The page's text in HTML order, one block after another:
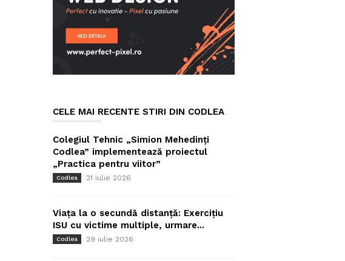
CELE MAI RECENTE STIRI DIN CODLEA
Colegiul Tehnic „Simion Mehedinți
Codlea” implementează proiectul
„Practica pentru viitor”
Codlea 31 iulie 2026
Viața la o secundă distanță: Exercițiu
ISU cu victime multiple, urmare...
Codlea 29 iulie 2026